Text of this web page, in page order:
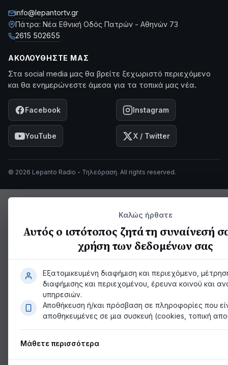
info@lepantortv.gr
Πάτρα: Νέα Εθνική Οδός Πατρών - Αθηνών 73
2615 502655
ΑΚΟΛΟΥΘΉΣΤΕ ΜΑΣ
Στα social media μας θα βρείτε ξεχωριστό περιεχόμενο
και θα ενημερώνεστε άμεσα για τα τοπικά μας νέα.
Facebook Instagram
YouTube X / Twitter
© 2026 Lepanto Radio - Τηλεόραση. All rights reserved.
Καλώς ήρθατε
Αυτός ο ιστότοπος ζητά τη συναίνεσή
χρήση των δεδομένων σας
Εξατομικευμένη διαφήμιση και περιεχόμενο,
διαφήμισης και περιεχομένου, έρευνα κοινού και
υπηρεσιών.
Αποθήκευση ή/και πρόσβαση σε πληροφορίες που
αποθηκευμένες σε μια συσκευή (cookies, τοπική
Μάθετε περισσότερα